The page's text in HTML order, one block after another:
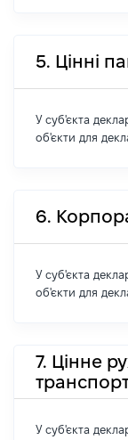
5. Цінні
У суб'єкта
об'єкти для
6.
У суб'єкта
об'єкти для
7. Цінне
У суб'єкта